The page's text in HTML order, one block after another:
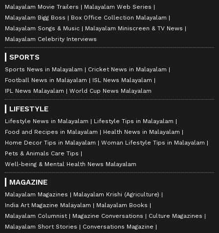
Malayalam Movie Trailers
Malayalam Web Series
Malayalam Bigg Boss
Box Office Collection Malayalam
Malayalam Songs & Music
Malayalam Miniscreen & TV News
Malayalam Celebrity Interviews
SPORTS
Sports News in Malayalam
Cricket News in Malayalam
Football News in Malayalam
ISL News Malayalam
IPL News Malayalam
World Cup News Malayalam
LIFESTYLE
Lifestyle News in Malayalam
Lifestyle Tips in Malayalam
Food and Recipes in Malayalam
Health News in Malayalam
Home Decor Tips in Malayalam
Woman Lifestyle Tips in Malayalam
Pets & Animals Care Tips
Well-being & Mental Health News Malayalam
MAGAZINE
Malayalam Magazines
Malayalam Krishi (Agriculture)
India Art Magazine Malayalam
Malayalam Books
Malayalam Columnist
Magazine Conversations
Culture Magazines
Malayalam Short Stories
Conversations Magazine